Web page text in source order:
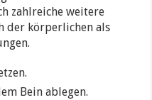
zahlreiche weitere
der körperlichen als
Bein ablegen.